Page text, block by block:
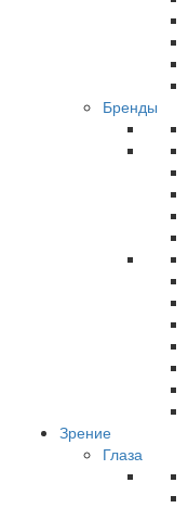
Бренды
Зрение
Глаза